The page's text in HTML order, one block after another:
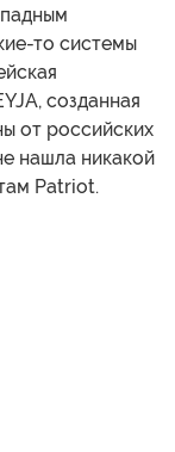
то системы
созданная
от российских
нашла никакой
Patriot.